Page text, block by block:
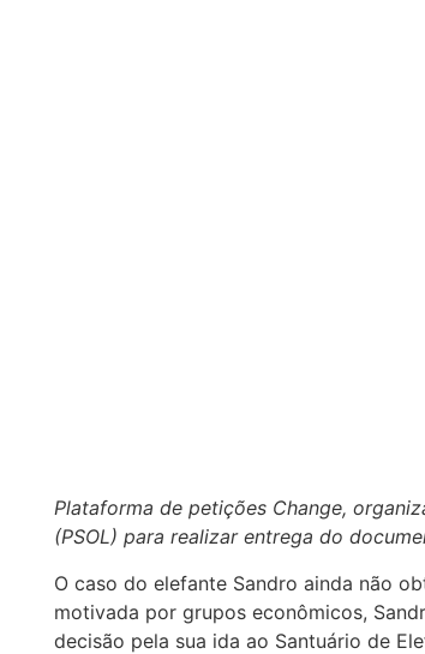
Plataforma de petições Change,
(PSOL) para realizar entrega do
O caso do elefante Sandro ainda não
motivada por grupos econômicos,
decisão pela sua ida ao Santuário de